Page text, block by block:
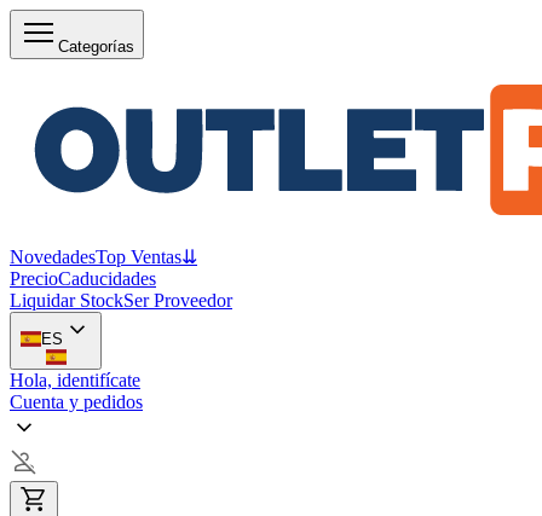
Categorías
NovedadesTop Ventas⇊
PrecioCaducidades
Liquidar StockSer Proveedor
ES
Hola, identifícate
Cuenta y pedidos